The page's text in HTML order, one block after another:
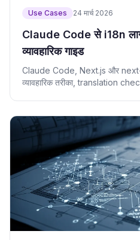
Use Cases 24 मार्च 2026
Claude Code से i18n
व्यावहारिक गाइड
Claude Code, Next.js और
व्यावहारिक तरीका, translation